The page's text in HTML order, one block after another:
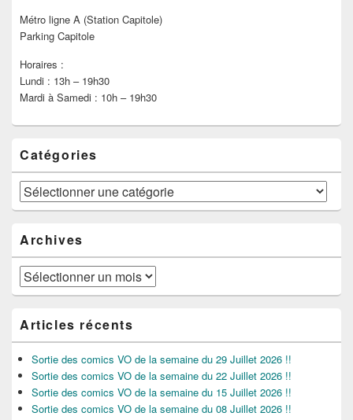
Métro ligne A (Station Capitole)
Parking Capitole
Horaires :
Lundi : 13h – 19h30
Mardi à Samedi : 10h – 19h30
Catégories
Catégories
Archives
Archives
Articles récents
Sortie des comics VO de la semaine du 29 Juillet 2026 !!
Sortie des comics VO de la semaine du 22 Juillet 2026 !!
Sortie des comics VO de la semaine du 15 Juillet 2026 !!
Sortie des comics VO de la semaine du 08 Juillet 2026 !!